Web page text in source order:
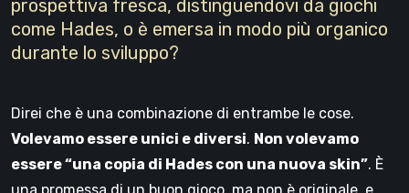
prospettiva fresca, distinguendovi da giochi
come Hades, o è emersa in modo più organico
durante lo sviluppo?
Direi che è una combinazione di entrambe le cose.
Volevamo essere unici e diversi. Non volevamo
essere “una copia di Hades con una nuova skin”. È